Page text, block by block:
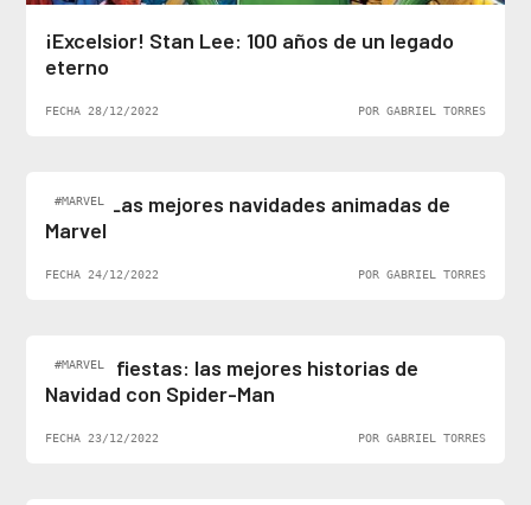
¡Excelsior! Stan Lee: 100 años de un legado
eterno
FECHA 28/12/2022 POR GABRIEL TORRES
#MARVEL
Top 5: Las mejores navidades animadas de
Marvel
FECHA 24/12/2022 POR GABRIEL TORRES
#MARVEL
Felices fiestas: las mejores historias de
Navidad con Spider-Man
FECHA 23/12/2022 POR GABRIEL TORRES